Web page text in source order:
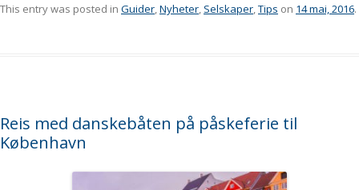
This entry was posted in Guider,Nyheter, Selskaper,Tips on 14 mai, 2016.
Reis med danskebåten på påskeferie til
København